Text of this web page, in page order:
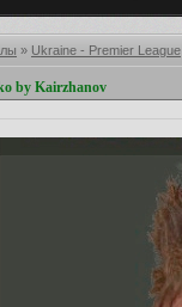
» Ukraine - Premier League
by Kairzhanov